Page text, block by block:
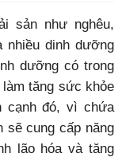
sản như nghêu,
nhiều dinh dưỡng
dưỡng có trong
tăng sức khỏe
cạnh đó, vì chứa
sẽ cung cấp năng
lão hóa và tăng